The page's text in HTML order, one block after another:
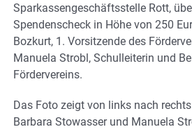
Sparkassengeschäftsstelle Rott,
Spendenscheck in Höhe von 250
Bozkurt, 1. Vorsitzende des
Manuela Strobl, Schulleiterin und
Fördervereins.
Das Foto zeigt von links nach
Barbara Stowasser und Manuela